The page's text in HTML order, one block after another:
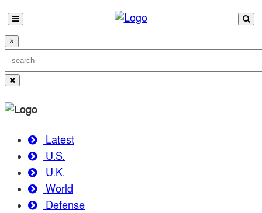
×
Latest
U.S.
U.K.
World
Defense